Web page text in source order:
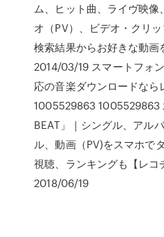
ム、ヒット曲、ライヴ映
オ（PV）、ビデオ・クリッ
検索結果からお好きな動
2014/03/19 スマートフォ
応の音楽ダウンロードなら
1005529863 1005529863
BEAT」｜シングル、アル
ル、動画（PV)をスマホで
視聴、ランキングも【レ
2018/06/19